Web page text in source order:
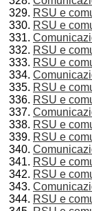
RSU e
RSU e
RSU e
RSU e
RSU e
RSU e
RSU e
RSU e
RSU e
RSU e
RSU e